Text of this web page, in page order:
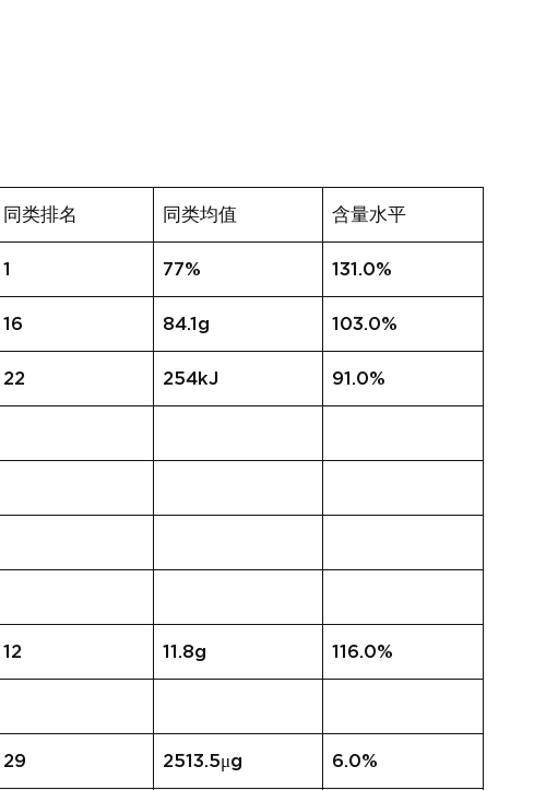
同类排名 同类均值 含量水平
1 77% 131.0%
16 84.1g 103.0%
22 254kJ 91.0%
12 11.8g 116.0%
29 2513.5μg 6.0%